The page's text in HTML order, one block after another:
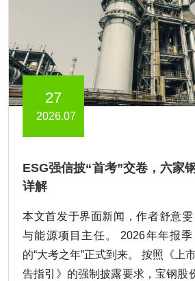
27
2026.07
ESG强信披“首考”交卷，六家
详解
本文首发于界面新闻，作者舒意
与能源项目主任。 2026年年报
的“大考之年”正式到来。 按照《上
告指引》的强制披露要求，宝钢股